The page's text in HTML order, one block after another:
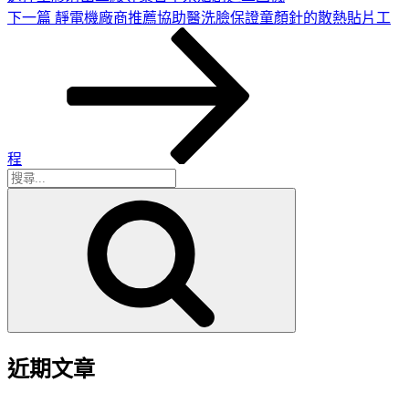
下
下一篇 靜電機廠商推薦協助醫洗臉保證童顏針的散熱貼片工
程
搜
近期文章